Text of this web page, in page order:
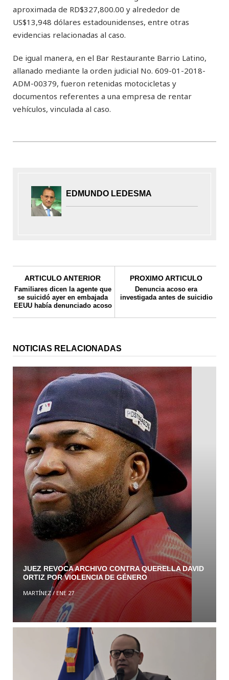
aproximada de RD$327,800.00 y alrededor de
US$13,948 dólares estadounidenses, entre otras
evidencias relacionadas al caso.
De igual manera, en el Bar Restaurante Barrio Latino,
allanado mediante la orden judicial No. 609-01-2018-
ADM-00379, fueron retenidas motocicletas y
documentos referentes a una empresa de rentar
vehículos, vinculada al caso.
EDMUNDO LEDESMA
ARTICULO ANTERIOR
Familiares dicen la agente que
se suicidó ayer en embajada
EEUU había denunciado acoso
PROXIMO ARTICULO
Denuncia acoso era
investigada antes de suicidio
NOTICIAS RELACIONADAS
JUEZ REVOCA ARCHIVO CONTRA QUERELLA DAVID
ORTIZ POR VIOLENCIA DE GÉNERO
MARTÍNEZ/ ENE 27